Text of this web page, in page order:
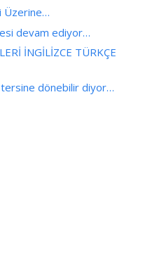
Üzerine…
devam ediyor…
İNGİLİZCE TÜRKÇE
tersine dönebilir diyor…